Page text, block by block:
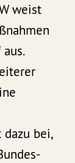
weist
bei,